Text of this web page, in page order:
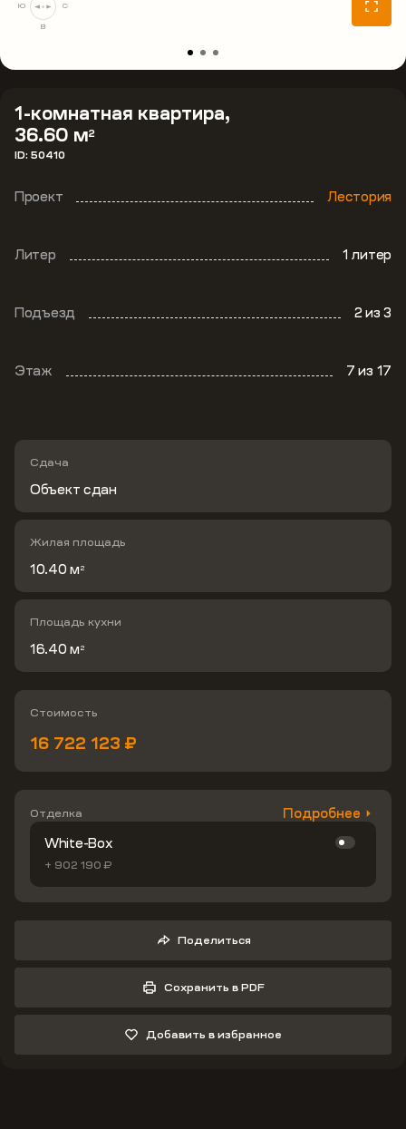
1-комнатная квартира,
36.60 м2
ID: 50410
Проект Лестория
Литер 1 литер
Подъезд 2из 3
Этаж 7из 17
Сдача
Объект сдан
Жилая площадь
10.40 м 2
Площадь кухни
16.40 м 2
Стоимость
16 722 123 ₽
Отделка Подробнее
White-Box
+ 902 190 ₽
Поделиться
Сохранить в PDF
Добавить в избранное
С
В
Ю